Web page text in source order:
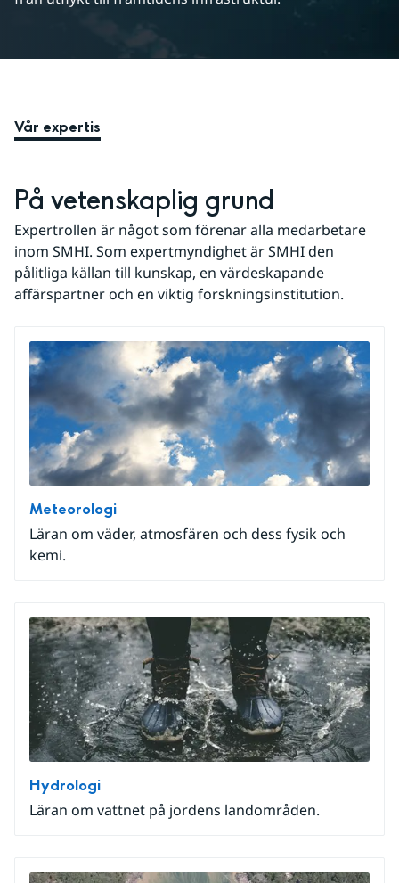
Vår expertis
På vetenskaplig grund
Expertrollen är något som förenar alla medarbetare
inom SMHI. Som expertmyndighet är SMHI den
pålitliga källan till kunskap, en värdeskapande
affärspartner och en viktig forskningsinstitution.
Meteorologi
Läran om väder, atmosfären och dess fysik och
kemi.
Hydrologi
Läran om vattnet på jordens landområden.